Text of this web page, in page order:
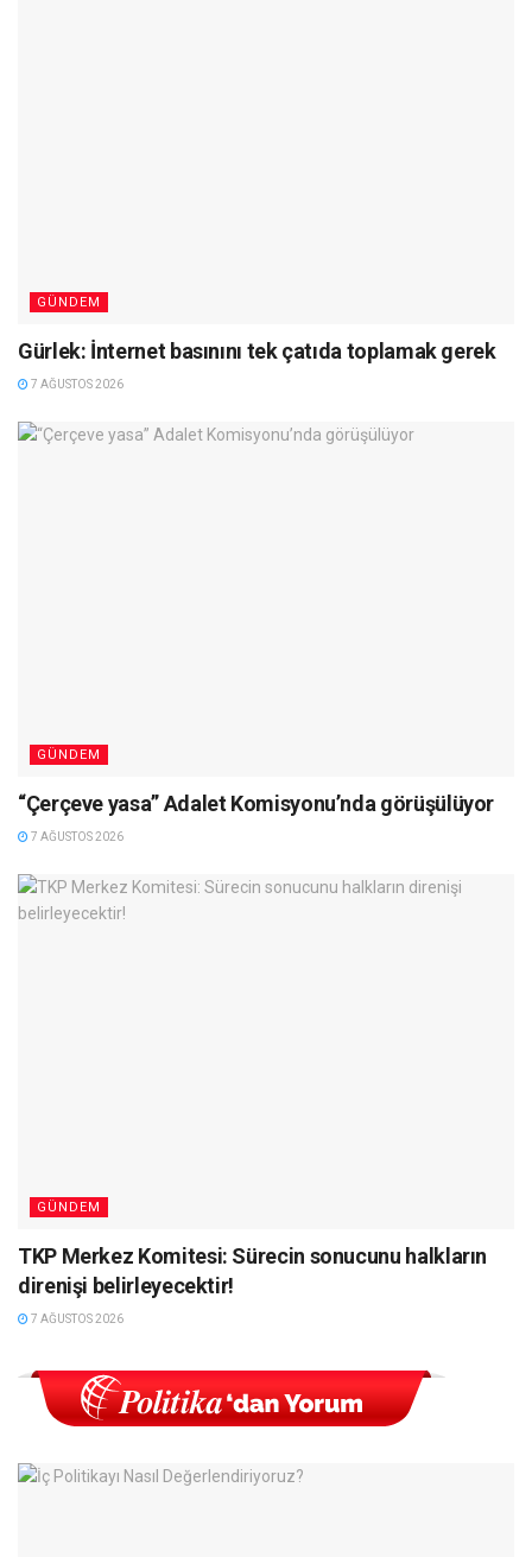
GÜNDEM
Gürlek: İnternet basınını tek çatıda toplamak gerek
7 AĞUSTOS 2026
GÜNDEM
“Çerçeve yasa” Adalet Komisyonu’nda görüşülüyor
7 AĞUSTOS 2026
GÜNDEM
TKP Merkez Komitesi: Sürecin sonucunu halkların
direnişi belirleyecektir!
7 AĞUSTOS 2026